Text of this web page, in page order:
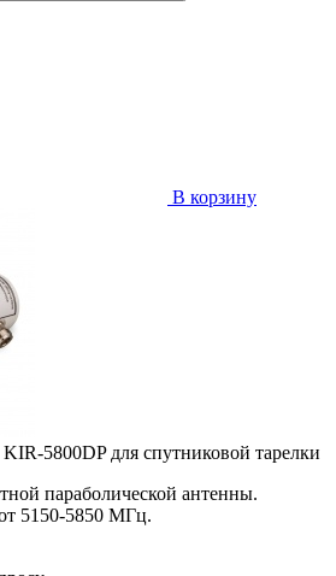
В корзину
5800DP для спутниковой тарелки
параболической антенны.
5150-5850 МГц.